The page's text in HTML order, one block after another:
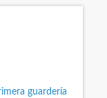
guardería